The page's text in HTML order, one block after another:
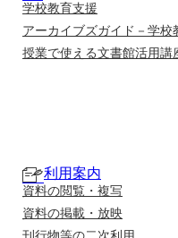
学校教育支援
アーカイブズガイド－学校
授業で使える文書館活用講
利用案内
資料の閲覧・複写
資料の掲載・放映